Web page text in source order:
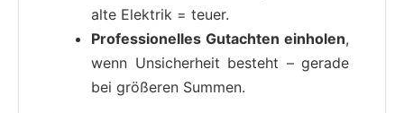
alte Elektrik = teuer.
Professionelles Gutachten einholen,
wenn Unsicherheit besteht – gerade
bei größeren Summen.